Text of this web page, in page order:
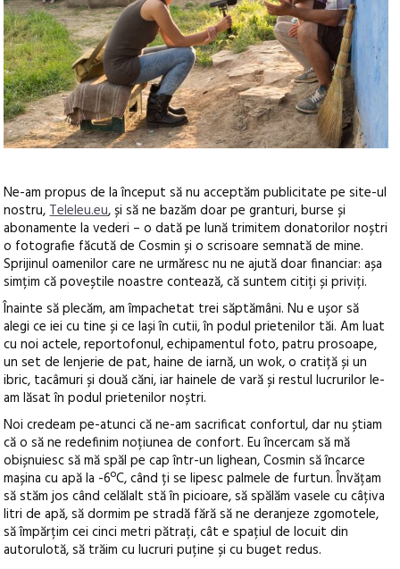
Ne-am propus de la început să nu acceptăm publicitate pe site-ul
nostru,Teleleu.eu, și să ne bazăm doar pe granturi, burse și
abonamente la vederi – o dată pe lună trimitem donatorilor noștri
o fotografie făcută de Cosmin și o scrisoare semnată de mine.
Sprijinul oamenilor care ne urmăresc nu ne ajută doar financiar: așa
simțim că poveștile noastre contează, că suntem citiți și priviți.
Înainte să plecăm, am împachetat trei săptămâni. Nu e ușor să
alegi ce iei cu tine și ce lași în cutii, în podul prietenilor tăi. Am luat
cu noi actele, reportofonul, echipamentul foto, patru prosoape,
un set de lenjerie de pat, haine de iarnă, un wok, o cratiță și un
ibric, tacâmuri și două căni, iar hainele de vară și restul lucrurilor le-
am lăsat în podul prietenilor noștri.
Noi credeam pe-atunci că ne-am sacrificat confortul, dar nu știam
că o să ne redefinim noțiunea de confort. Eu încercam să mă
obișnuiesc să mă spăl pe cap într-un lighean, Cosmin să încarce
mașina cu apă la -6ºC, când ți se lipesc palmele de furtun. Învățam
să stăm jos când celălalt stă în picioare, să spălăm vasele cu câțiva
litri de apă, să dormim pe stradă fără să ne deranjeze zgomotele,
să împărțim cei cinci metri pătrați, cât e spațiul de locuit din
autorulotă, să trăim cu lucruri puține și cu buget redus.